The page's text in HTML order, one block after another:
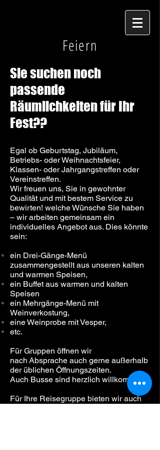
Feiern
Sie suchen noch
passende
Räumlichkeiten für Ihr
Fest??
Egal ob Geburtstag, Jubiläum,
Betriebs- oder Weihnachtsfeier,
Klassen- oder Jahrgangstreffen oder
Vereinstreffen.
Wir freuen uns, Sie in gewohnter
Qualität und mit bestem Service zu
bewirten! welche Wünsche Sie haben
– wir arbeiten gemeinsam ein
individuelles Angebot aus. Dies könnte
sein:
ein Drei-Gänge-Menü
zusammengestellt aus unseren kalten
und warmen Speisen,
ein Buffet aus warmen und kalten
Speisen
ein Mehrgänge-Menü mit
Weinverkostung,
eine Weinprobe mit Vesper,
etc.
Für Gruppen öffnen wir
nach Absprache auch gerne außerhalb
der üblichen Öffnungszeiten.
Auch Busse sind herzlich willkommen!
Für Ihre Reisegruppe bieten wir auch